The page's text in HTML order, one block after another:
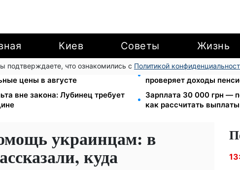
Киев Советы Жизнь
подтверждаете, что ознакомились с Политикой
91,24 грн/куб, газ может
цены в августе
Субсидии отменят,
проверяет доходы
вне закона: Лубинец требует
Зарплата 30 000 грн —
как рассчитать
украинцам: в
куда